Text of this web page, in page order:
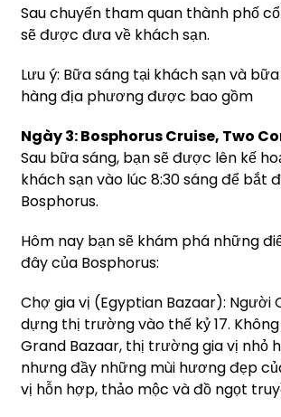
Sau chuyến tham quan thành phố
sẽ được đưa về khách sạn.
Lưu ý: Bữa sáng tại khách sạn và
hàng địa phương được bao gồm
Ngày 3: Bosphorus Cruise, Two
Sau bữa sáng, bạn sẽ được lên kế
khách sạn vào lúc 8:30 sáng để bắt
Bosphorus.
Hôm nay bạn sẽ khám phá những
đây của Bosphorus:
Chợ gia vị (Egyptian Bazaar): Người
dựng thị trường vào thế kỷ 17.
Grand Bazaar, thị trường gia vị nhỏ
nhưng đầy những mùi hương đẹp
vị hỗn hợp, thảo mộc và đồ ngọt